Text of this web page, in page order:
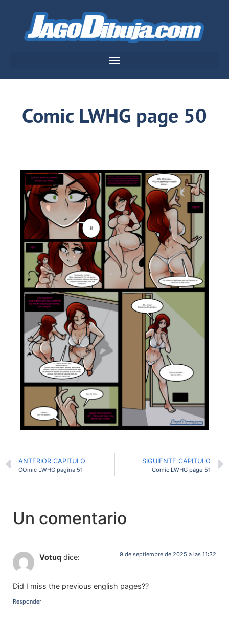
Comic LWHG page 50
ANTERIOR CAPITULO
COmic LWHG pagina 51
SIGUIENTE CAPITULO
Comic LWHG page 51
Un comentario
Votuq dice: 9 de septiembre de 2025 a las 11:32
Did I miss the previous english pages??
Responder